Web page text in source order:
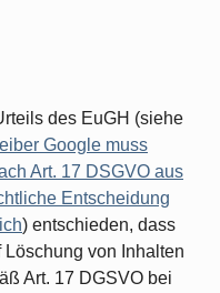
des EuGH (siehe
Google muss
Art. 17 DSGVO aus
Entscheidung
) entschieden, dass
von Inhalten
Art. 17 DGSVO bei